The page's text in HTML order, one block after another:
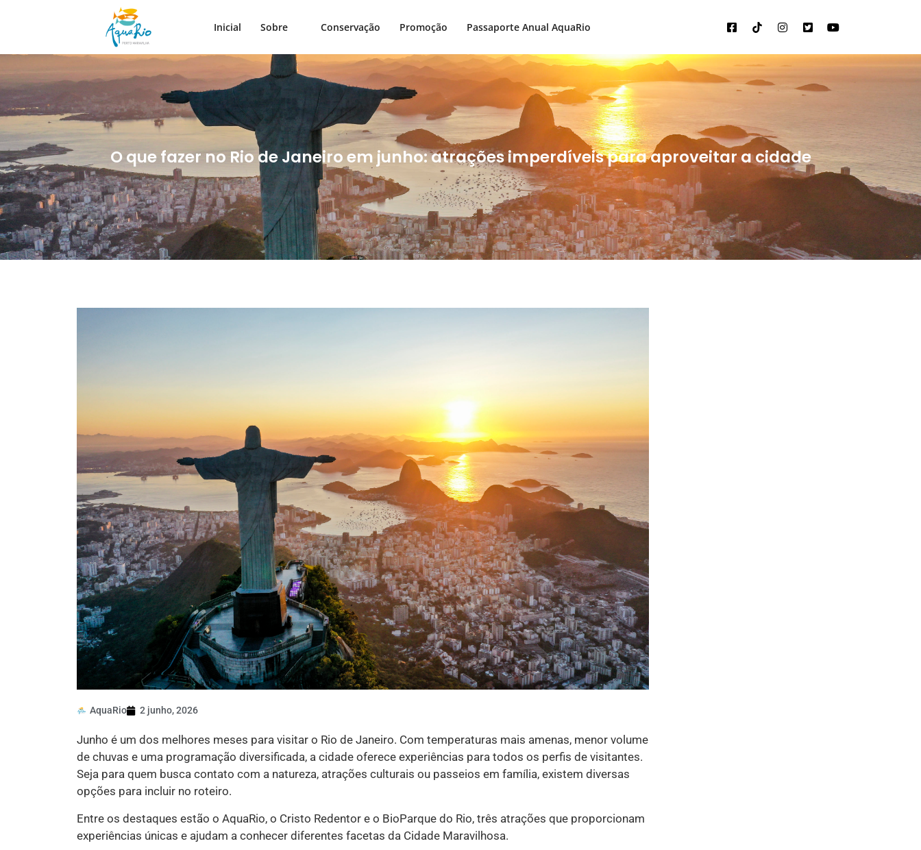
Inicial Sobre Conservação Promoção Passaporte Anual AquaRio
O que fazer no Rio de Janeiro em junho: atrações imperdíveis para aproveitar a cidade
AquaRio 2 junho, 2026
Junho é um dos melhores meses para visitar o Rio de Janeiro. Com temperaturas mais amenas, menor volume
de chuvas e uma programação diversificada, a cidade oferece experiências para todos os perfis de visitantes.
Seja para quem busca contato com a natureza, atrações culturais ou passeios em família, existem diversas
opções para incluir no roteiro.
Entre os destaques estão o AquaRio, o Cristo Redentor e o BioParque do Rio, três atrações que proporcionam
experiências únicas e ajudam a conhecer diferentes facetas da Cidade Maravilhosa.